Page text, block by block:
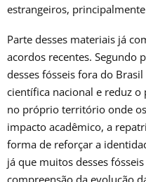
estrangeiros,
Parte desses materiais já
acordos recentes. Segundo
desses fósseis fora do
científica nacional e reduz
no próprio território onde
impacto acadêmico, a
forma de reforçar a
já que muitos desses